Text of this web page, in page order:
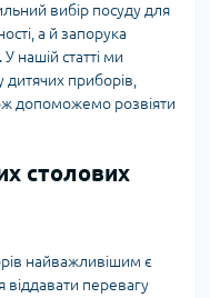
вибір посуду для
а й запорука
нашій статті ми
дитячих приборів,
допоможемо розвіяти
столових
найважливішим є
віддавати перевагу